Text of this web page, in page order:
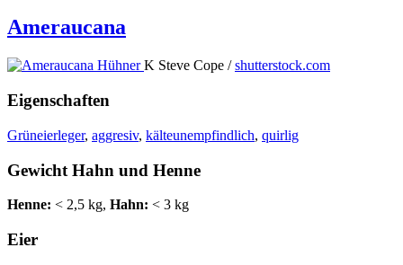
Ameraucana
K Steve Cope /shutterstock.com
Eigenschaften
Grüneierleger, aggresiv, kälteunempfindlich, quirlig
Gewicht Hahn und Henne
Henne: < 2,5 kg, Hahn: < 3 kg
Eier